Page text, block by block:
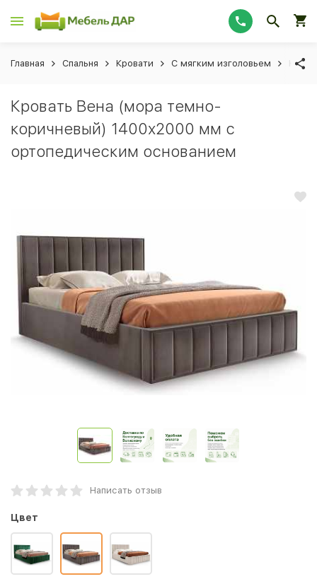
Главная Спальня Кровати С мягким изголовьем
Кровать Вена (мора темно-
коричневый) 1400x2000 мм с
ортопедическим основанием
Написать отзыв
Цвет